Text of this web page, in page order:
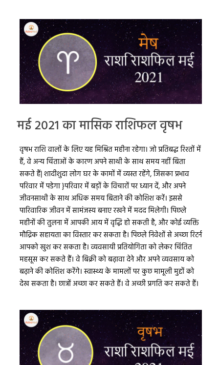
मई 2021 का मासिक राशिफल वृषभ
वृषभ राशि वालों के लिए यह मिश्रित महीना रहेगा। जो प्रतिबद्ध रिश्तों में
हैं, वे अन्य चिंताओं के कारण अपने साथी के साथ समय नहीं बिता
सकते हैं| शादीशुदा लोग घर के कामों में व्यस्त रहेंगे, जिसका प्रभाव
परिवार में पडेगा }परिवार में बड़ों के विचारों पर ध्यान दें, और अपने
जीवनसाथी के साथ अधिक समय बिताने की कोशिश करें। इससे
पारिवारिक जीवन में सामंजस्य बनाए रखने में मदद मिलेगी। पिछले
महीनों की तुलना में आपकी आय में वृद्धि हो सकती है, और कोई व्यक्ति
मौद्रिक सहायता का विस्तार कर सकता है। पिछले निवेशों से अच्छा रिटर्न
आपको खुश कर सकता है। व्यवसायी प्रतियोगिता को लेकर चिंतित
महसूस कर सकते हैं। वे बिक्री को बढ़ावा देने और अपने व्यवसाय को
बढ़ाने की कोशिश करेंगे। स्वास्थ्य के मामलों पर कुछ मामूली मुद्दों को
देख सकता है। छात्रों अच्छा कर सकते हैं। वे अच्छी प्रगति कर सकते हैं।